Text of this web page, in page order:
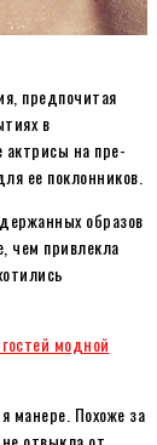
предпочитая
в
актрисы на пре-
ее поклонников.
образов
чем привлекла
манере. Похоже за